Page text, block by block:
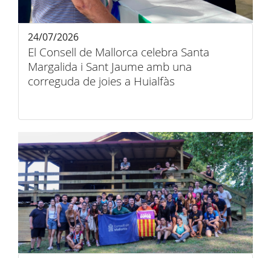
El Consell de Mallorca celebra Santa
Margalida i Sant Jaume amb una
correguda de joies a Huialfàs
24/07/2026